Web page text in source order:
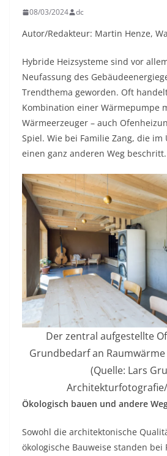
08/03/2024 dc
Autor/Redakteur: Martin Henze,
Hybride Heizsysteme sind vor
Neufassung des
Trendthema geworden. Oft
Kombination einer Wärmepumpe
Wärmeerzeuger – auch
Spiel. Wie bei Familie Zang, die
einen ganz anderen Weg beschritt.
Der zentral aufgestellte
Grundbedarf an
(Quelle: Lars
Ökologisch bauen und andere
Sowohl die architektonische
ökologische Bauweise standen bei